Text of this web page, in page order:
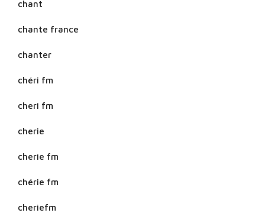
chant
chante france
chanter
chéri fm
cheri fm
cherie
cherie fm
chérie fm
cheriefm